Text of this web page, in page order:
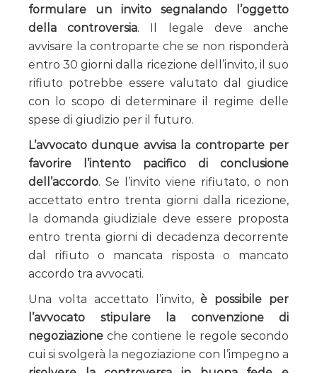
formulare un invito segnalando l’oggetto
della controversia. Il legale deve anche
avvisare la controparte che se non risponderà
entro 30 giorni dalla ricezione dell’invito, il suo
rifiuto potrebbe essere valutato dal giudice
con lo scopo di determinare il regime delle
spese di giudizio per il futuro.
L’avvocato dunque avvisa la controparte per
favorire l’intento pacifico di conclusione
dell’accordo. Se l’invito viene rifiutato, o non
accettato entro trenta giorni dalla ricezione,
la domanda giudiziale deve essere proposta
entro trenta giorni di decadenza decorrente
dal rifiuto o mancata risposta o mancato
accordo tra avvocati.
Una volta accettato l’invito,è possibile per
l’avvocato stipulare la convenzione di
negoziazione che contiene le regole secondo
cui si svolgerà la negoziazione con l’impegno a